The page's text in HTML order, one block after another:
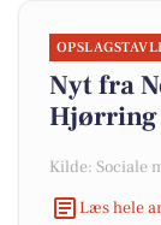
Nyt fra
Hjørring
Kilde: Sociale
Læs hele